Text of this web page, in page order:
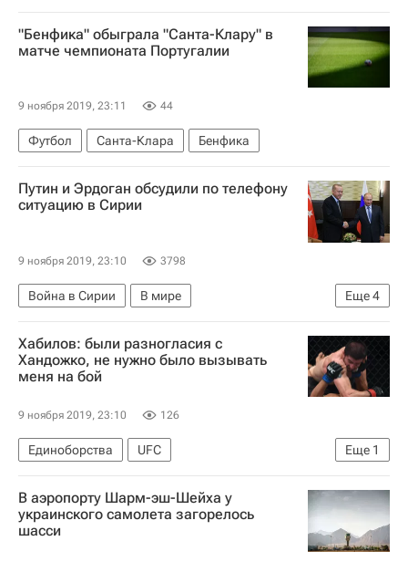
Система видеопомощи арбитрам (VAR)
Спартак Москва
Джордан Ларссон
"Бенфика" обыграла "Санта-Клару" в
матче чемпионата Португалии
9 ноября 2019, 23:11 44
Футбол Санта-Клара Бенфика
Путин и Эрдоган обсудили по телефону
ситуацию в Сирии
9 ноября 2019, 23:10 3798
Еще4
Война в Сирии
В мире
Реджеп Тайип Эрдоган
Сирия
Владимир Путин
Война в Сирии
Хабилов: были разногласия с
Хандожко, не нужно было вызывать
меня на бой
9 ноября 2019, 23:10 126
Еще 1
Единоборства
UFC
ММА (Смешанные единоборства)
В аэропорту Шарм-эш-Шейха у
украинского самолета загорелось
шасси